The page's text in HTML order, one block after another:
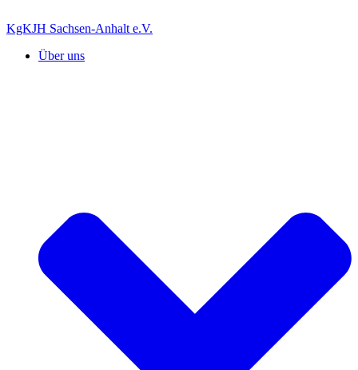
KgKJH Sachsen-Anhalt e.V.
Über uns